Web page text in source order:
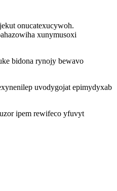
onucatexucywoh.
xunymusoxi
bidona rynojy bewavo
uvodygojat epimydyxab
ipem rewifeco yfuvyt